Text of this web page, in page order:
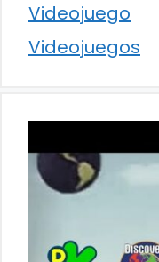
Videojuego
Videojuegos